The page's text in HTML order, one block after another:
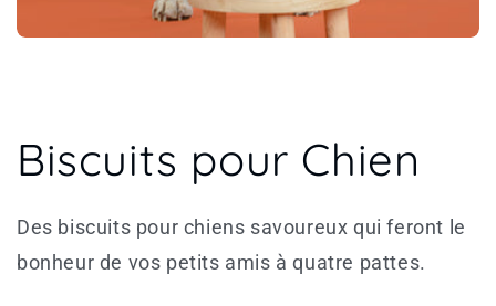
Biscuits pour Chien
Des biscuits pour chiens savoureux qui feront le
bonheur de vos petits amis à quatre pattes.